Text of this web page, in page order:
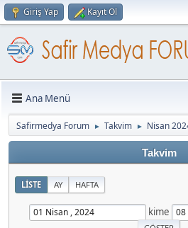
Giriş Yap Kayıt Ol
Ana Menü
Safirmedya Forum ► Takvim ► Nisan
Takvim
LISTE AY HAFTA
kime